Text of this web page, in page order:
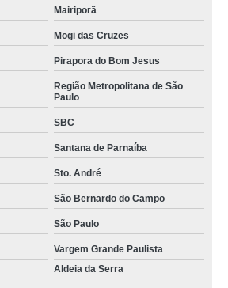
Mairiporã
Mogi das Cruzes
Pirapora do Bom Jesus
Região Metropolitana de São
Paulo
SBC
Santana de Parnaíba
Sto. André
São Bernardo do Campo
São Paulo
Vargem Grande Paulista
Aldeia da Serra